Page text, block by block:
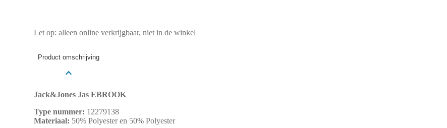
Let op: alleen online verkrijgbaar, niet in de winkel
Product omschrijving
Jack&Jones Jas EBROOK
Type nummer: 12279138
Materiaal: 50% Polyester en 50% Polyester